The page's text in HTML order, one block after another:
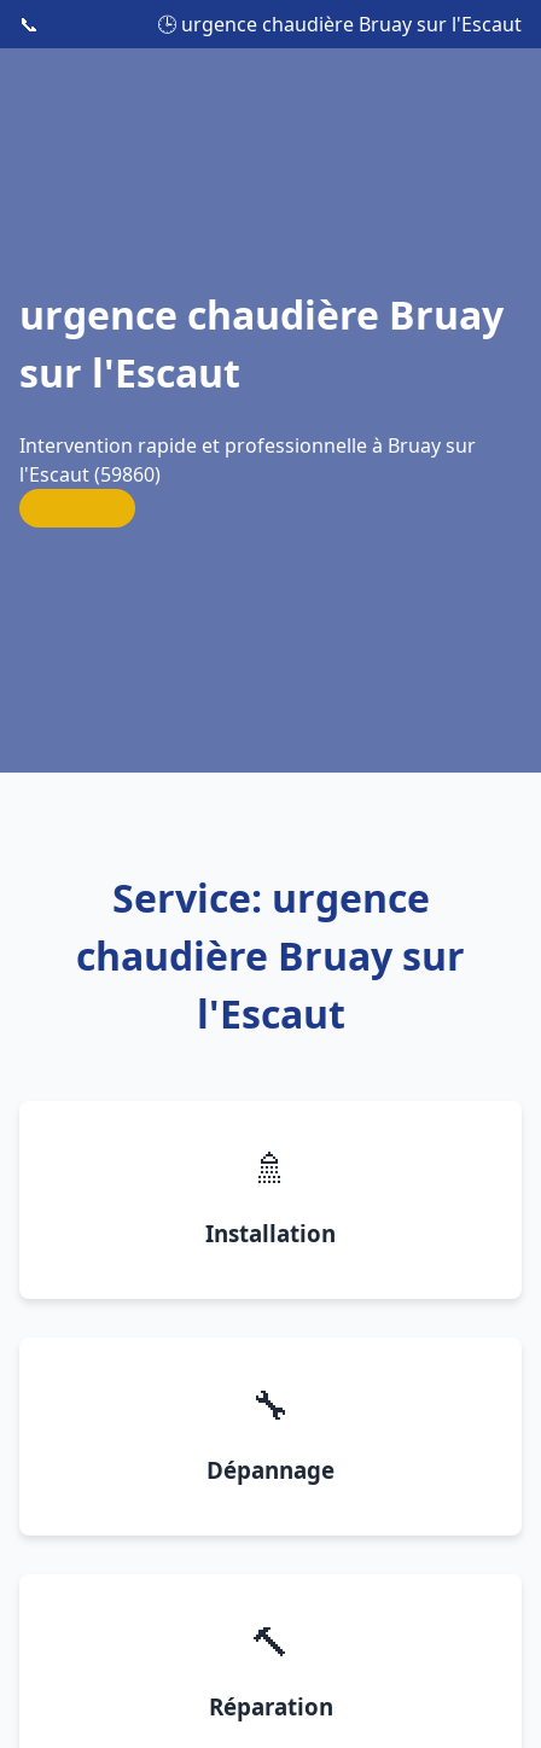
📞 🕒 urgence chaudière Bruay sur l'Escaut
urgence chaudière Bruay
sur l'Escaut
Intervention rapide et professionnelle à Bruay sur
l'Escaut (59860)
Service: urgence
chaudière Bruay sur
l'Escaut
🚿
Installation
🔧
Dépannage
🔨
Réparation